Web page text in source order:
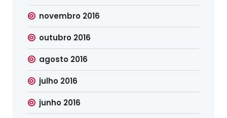
novembro 2016
outubro 2016
agosto 2016
julho 2016
junho 2016